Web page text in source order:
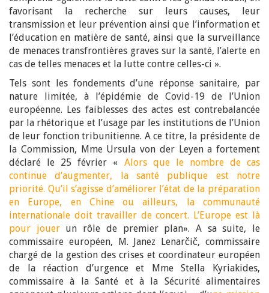
favorisant la recherche sur leurs causes, leur
transmission et leur prévention ainsi que l’information et
l’éducation en matière de santé, ainsi que la surveillance
de menaces transfrontières graves sur la santé, l’alerte en
cas de telles menaces et la lutte contre celles-ci ».
Tels sont les fondements d’une réponse sanitaire, par
nature limitée, à l’épidémie de Covid-19 de l’Union
européenne. Les faiblesses des actes est contrebalancée
par la rhétorique et l’usage par les institutions de l’Union
de leur fonction tribunitienne. A ce titre, la présidente de
la Commission, Mme Ursula von der Leyen a fortement
déclaré le 25 février « Alors que le nombre de cas
continue d’augmenter, la santé publique est notre
priorité. Qu’il s’agisse d’améliorer l’état de la préparation
en Europe, en Chine ou ailleurs, la communauté
internationale doit travailler de concert. L’Europe est là
pour jouerun rôle de premier plan». A sa suite, le
commissaire européen, M. Janez Lenarčič, commissaire
chargé de la gestion des crises et coordinateur européen
de la réaction d’urgence et Mme Stella Kyriakides,
commissaire à la Santé et à la Sécurité alimentaires